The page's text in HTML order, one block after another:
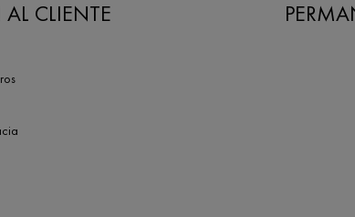
CLIENTE